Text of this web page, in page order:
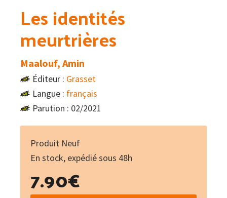
Les identités
meurtrières
Maalouf, Amin
Éditeur : Grasset
Langue : français
Parution : 02/2021
Produit Neuf
En stock, expédié sous 48h
7.90€